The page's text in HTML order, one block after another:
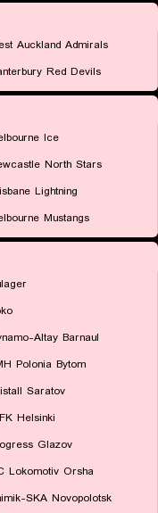
Auckland Admirals
Red Devils
Ice
North Stars
Lightning
Mustangs
Altay Barnaul
Polonia Bytom
Saratov
Helsinki
Glazov
Lokomotiv Orsha
SKA Novopolotsk